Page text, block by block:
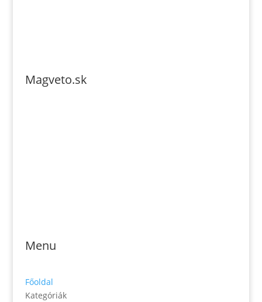
Magveto.sk
Menu
Főoldal
Kategóriák